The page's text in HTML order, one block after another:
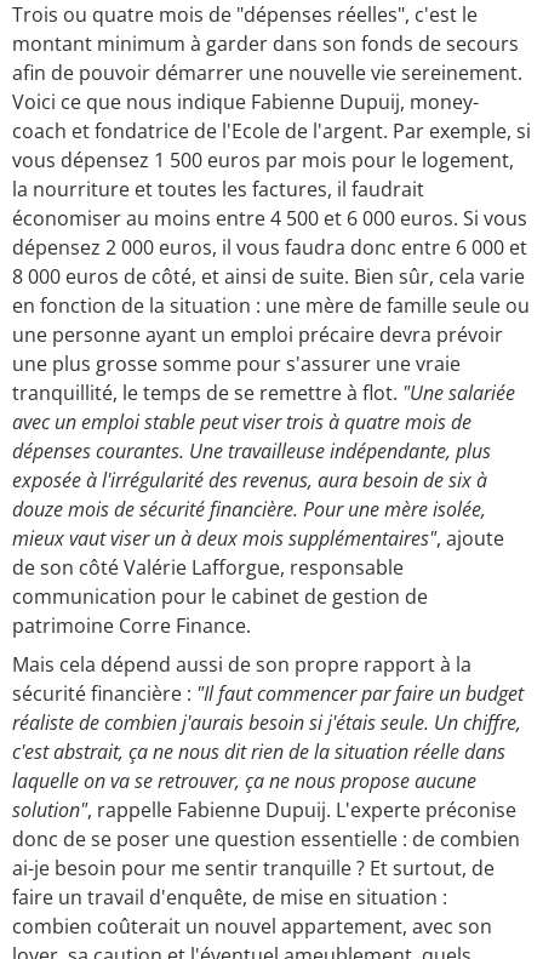
Trois ou quatre mois de "dépenses réelles", c'est le
montant minimum à garder dans son fonds de secours
afin de pouvoir démarrer une nouvelle vie sereinement.
Voici ce que nous indique Fabienne Dupuij, money-
coach et fondatrice de l'Ecole de l'argent. Par exemple, si
vous dépensez 1 500 euros par mois pour le logement,
la nourriture et toutes les factures, il faudrait
économiser au moins entre 4 500 et 6 000 euros. Si vous
dépensez 2 000 euros, il vous faudra donc entre 6 000 et
8 000 euros de côté, et ainsi de suite. Bien sûr, cela varie
en fonction de la situation : une mère de famille seule ou
une personne ayant un emploi précaire devra prévoir
une plus grosse somme pour s'assurer une vraie
tranquillité, le temps de se remettre à flot. "Une salariée
avec un emploi stable peut viser trois à quatre mois de
dépenses courantes. Une travailleuse indépendante, plus
exposée à l'irrégularité des revenus, aura besoin de six à
douze mois de sécurité financière. Pour une mère isolée,
mieux vaut viser un à deux mois supplémentaires", ajoute
de son côté Valérie Lafforgue, responsable
communication pour le cabinet de gestion de
patrimoine Corre Finance.
Mais cela dépend aussi de son propre rapport à la
sécurité financière : "Il faut commencer par faire un budget
réaliste de combien j'aurais besoin si j'étais seule. Un chiffre,
c'est abstrait, ça ne nous dit rien de la situation réelle dans
laquelle on va se retrouver, ça ne nous propose aucune
solution", rappelle Fabienne Dupuij. L'experte préconise
donc de se poser une question essentielle : de combien
ai-je besoin pour me sentir tranquille ? Et surtout, de
faire un travail d'enquête, de mise en situation :
combien coûterait un nouvel appartement, avec son